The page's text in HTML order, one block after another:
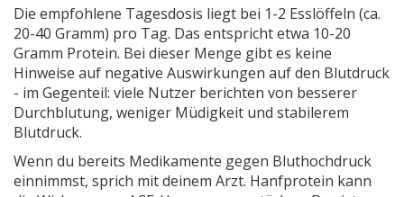
Die empfohlene Tagesdosis liegt bei 1-2 Esslöffeln (ca.
20-40 Gramm) pro Tag. Das entspricht etwa 10-20
Gramm Protein. Bei dieser Menge gibt es keine
Hinweise auf negative Auswirkungen auf den Blutdruck
- im Gegenteil: viele Nutzer berichten von besserer
Durchblutung, weniger Müdigkeit und stabilerem
Blutdruck.
Wenn du bereits Medikamente gegen Bluthochdruck
einnimmst, sprich mit deinem Arzt. Hanfprotein kann